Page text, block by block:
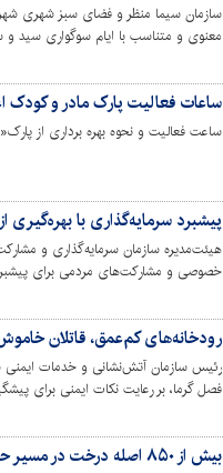
سازمان سیما منظر و فضای سبز شهری
ساعات فعالیت پارک مادر و کودک
ساعت فعالیت و نحوه بهره برداری از
پیشبرد سرمایه‌گذاری با
هیئت‌مدیره سازمان سرمایه‌گذاری و
خصوصی و مشارکت‌های مردمی برای پیشبرد
رودخانه‌های کم‌عمق، قاتلان
رئیس سازمان آتش‌نشانی و خدمات ایمنی
فصل گرما، بر رعایت نکات ایمنی برای
بیش از ۸۵۰ اصله درخت در مسیر حلقه دره کاشته شد